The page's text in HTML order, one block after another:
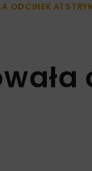
ODCINEK A1